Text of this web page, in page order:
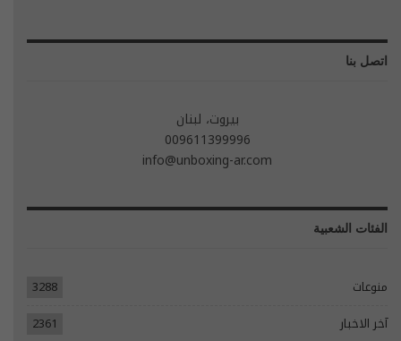
اتصل بنا
بيروت، لبنان
009611399996
info@unboxing-ar.com
الفئات الشعبية
منوعات
3288
آخر الاخبار
2361